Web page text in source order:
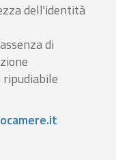
dell'identità
di
ripudiabile